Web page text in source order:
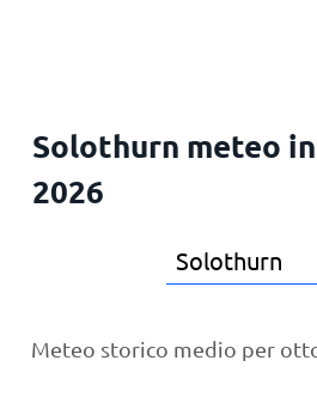
Solothurn meteo
2026
Meteo storico medio per